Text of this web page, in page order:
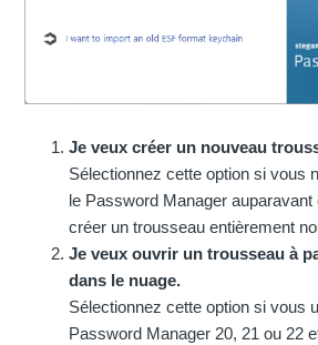
Je veux créer un nouveau
Sélectionnez cette option si vous
le Password Manager
créer un trousseau entièrement
Je veux ouvrir un trousseau à
dans le nuage.
Sélectionnez cette option si vous
Password Manager 20, 21 ou 22